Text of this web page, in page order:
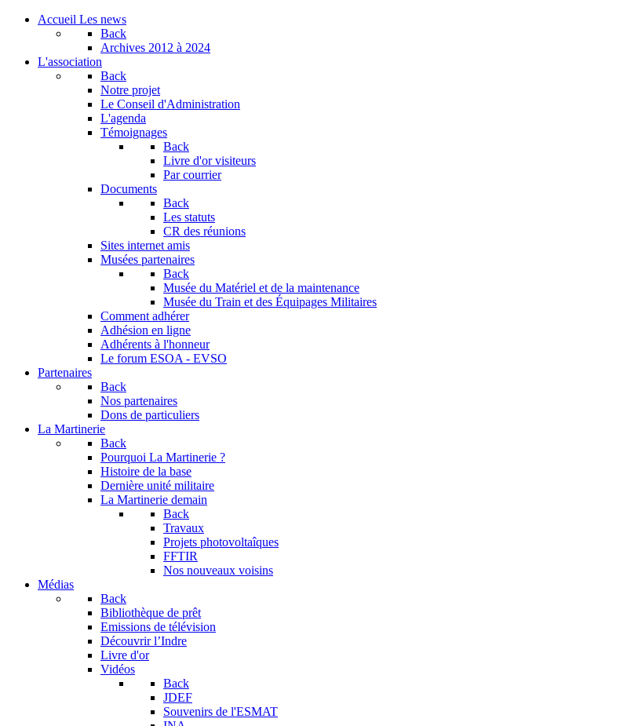
Accueil Les news
Back
Archives 2012 à 2024
L'association
Back
Notre projet
Le Conseil d'Administration
L'agenda
Témoignages
Back
Livre d'or visiteurs
Par courrier
Documents
Back
Les statuts
CR des réunions
Sites internet amis
Musées partenaires
Back
Musée du Matériel et de la maintenance
Musée du Train et des Équipages Militaires
Comment adhérer
Adhésion en ligne
Adhérents à l'honneur
Le forum ESOA - EVSO
Partenaires
Back
Nos partenaires
Dons de particuliers
La Martinerie
Back
Pourquoi La Martinerie ?
Histoire de la base
Dernière unité militaire
La Martinerie demain
Back
Travaux
Projets photovoltaîques
FFTIR
Nos nouveaux voisins
Médias
Back
Bibliothèque de prêt
Emissions de télévision
Découvrir l’Indre
Livre d'or
Vidéos
Back
JDEF
Souvenirs de l'ESMAT